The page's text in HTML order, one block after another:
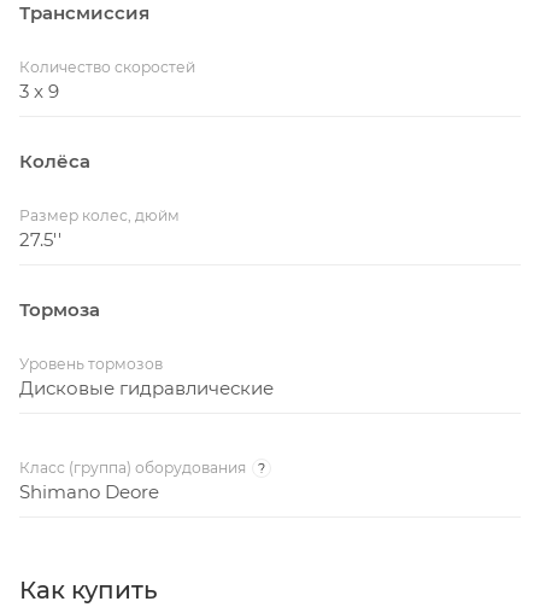
Трансмиссия
Количество скоростей
3 x 9
Колёса
Размер колес, дюйм
27.5''
Тормоза
Уровень тормозов
Дисковые гидравлические
Класс (группа) оборудования ?
Shimano Deore
Как купить